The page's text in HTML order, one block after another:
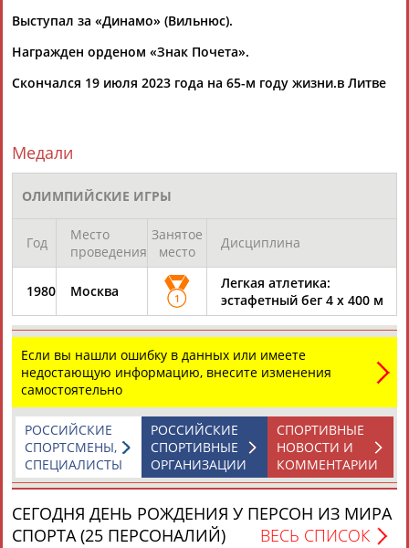
литовский легкоатлетРемигиюс Валюлис
(Проект:Информационное агентство СТАДИОН
ТАБЛО АКТИВНОСТИ
ЦЕЛИ ПРОЕКТА КОНТАКТЫ НАШИ КНОПКИ
Вопросы сотрудничества и совместной деятельностиinform@infosport.ru
© Стадион, 1998-2026
Разработка и поддержка ООО НАИТ «Стадион»
Адресов в новостной рассылке: 996
Подпишись
Выступал за «Динамо» (Вильнюс).
Награжден орденом «Знак Почета».
Скончался 19 июля 2023 года на 65-м году жизни.в Литве
Медали
ОЛИМПИЙСКИЕ ИГРЫ
Год
Место
проведения
Занятое
место
Дисциплина
1980 Москва 1
Легкая атлетика:
эстафетный бег 4 х 400 м
Если вы нашли ошибку в данных или имеете
недостающую информацию, внесите изменения
самостоятельно
СПОРТИВНЫЕ
НОВОСТИ И
КОММЕНТАРИИ
РОССИЙСКИЕ
СПОРТИВНЫЕ
ОРГАНИЗАЦИИ
РОССИЙСКИЕ
СПОРТСМЕНЫ,
СПЕЦИАЛИСТЫ
СЕГОДНЯ ДЕНЬ РОЖДЕНИЯ У ПЕРСОН ИЗ МИРА
СПОРТА (25 ПЕРСОНАЛИЙ)
ВЕСЬ СПИСОК